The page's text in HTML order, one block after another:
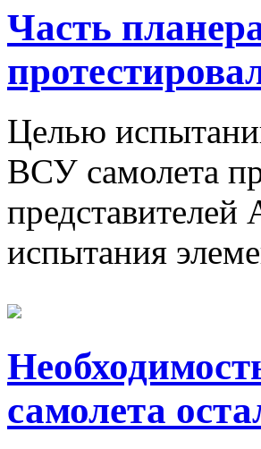
Часть
Целью
ВСУ самолета
испытания
самолета